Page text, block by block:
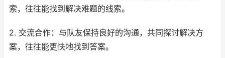
索，往往能找到解决难题的线索。
2. 交流合作：与队友保持良好的沟通，共同探讨解决方
案，往往能更快地找到答案。